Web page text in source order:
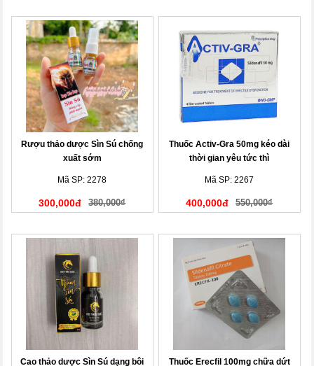
Rượu thảo dược Sìn Sú chống
xuất sớm
Mã SP: 2278
300,000đ 380,000₫
Thuốc Activ-Gra 50mg kéo dài
thời gian yêu tức thì
Mã SP: 2267
400,000đ 550,000₫
Cao thảo dược Sìn Sú dạng bôi
Thuốc Erecfil 100mg chữa dứt